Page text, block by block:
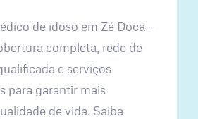
de idoso em Zé Doca –
completa, rede de
e serviços
para garantir mais
de vida. Saiba